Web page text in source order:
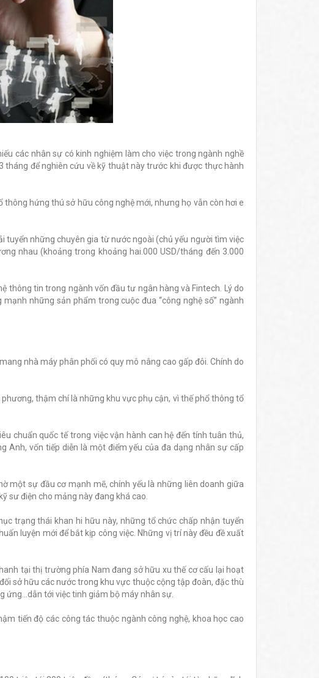
các nhân sự có kinh nghiệm làm cho việc trong ngành nghề
tháng để nghiên cứu về kỹ thuật này trước khi được thực hành
hứng thú sở hữu công nghệ mới, nhưng họ vẫn còn hơi e
tuyển những chuyên gia từ nước ngoài (chủ yếu người tìm việc
nhau (khoảng trong khoảng hai.000 USD/tháng đến 3.000
thông tin trong ngành vốn đầu tư ngân hàng và Fintech. Lý do
những sản phẩm trong cuộc đua “công nghệ số” ngành
nhà máy phân phối có quy mô nâng cao gấp đôi. Chính do
thậm chí là những khu vực phụ cận, vì thế phổ thông tổ
chuẩn quốc tế trong việc vận hành can hệ đến tính tuân thủ,
Anh, vốn tiếp diễn là một điểm yếu của đa dạng nhân sự cấp
một sự đầu cơ mạnh mẽ, chính yếu là những liên doanh giữa
sư điện cho mảng này đang khá cao.
trạng thái khan hi hữu này, những tổ chức chấp nhận tuyển
luyện mới để bắt kịp công việc. Những vị trí này đều đề xuất
tại thị trường phía Nam đang sở hữu xu thế cơ cấu lại hoạt
sở hữu các nước trong khu vực thuộc cộng tập đoàn, đặc thù
ứng…dẫn tới việc tinh giảm bộ máy nhân sự.
tiến độ các công tác thuộc ngành công nghệ, khoa học cao